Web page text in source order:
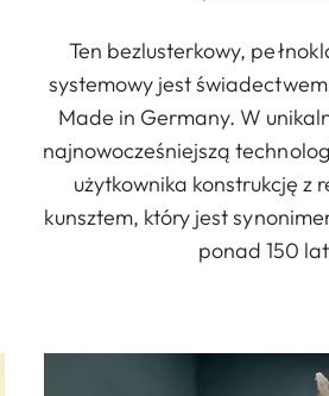
Ten bezlusterkowy,
systemowy jest
Made in Germany. W
najnowocześniejszą
użytkownika konstrukcję z
kunsztem, który jest
ponad 150